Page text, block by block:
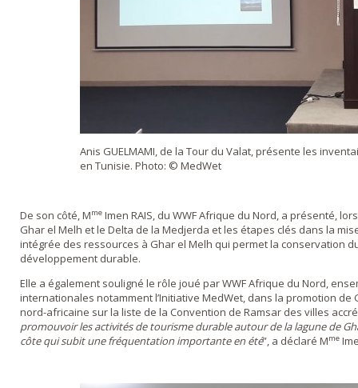
Anis GUELMAMI, de la Tour du Valat, présente les
en Tunisie. Photo: © MedWet
De son côté, Mme Imen RAIS, du WWF Afrique du Nord, a présenté,
Ghar el Melh et le Delta de la Medjerda et les étapes clés dans la
intégrée des ressources à Ghar el Melh qui permet la conservation
développement durable.
Elle a également souligné le rôle joué par WWF Afrique du Nord,
internationales notamment l’Initiative MedWet, dans la promotion de
nord-africaine sur la liste de la Convention de Ramsar des villes
promouvoir les activités de tourisme durable autour de la lagune de
côte qui subit une fréquentation importante en été”, a déclaré Mme